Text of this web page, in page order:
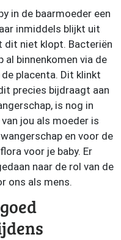
in de baarmoeder een
inmiddels blijkt uit
dit niet klopt. Bacteriën
al binnenkomen via de
placenta. Dit klinkt
precies bijdraagt aan
is nog in
jou als moeder is
en voor de
voor je baby. Er
naar de rol van de
ons als mens.